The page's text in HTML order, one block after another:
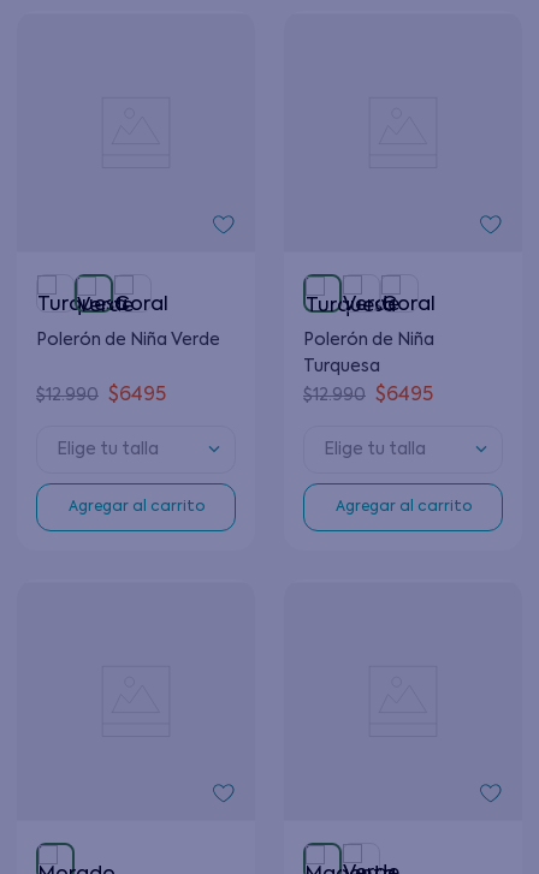
Polerón de Niña Verde
$12.990 $6495
Elige tu talla
Agregar al carrito
Polerón de Niña
Turquesa
$12.990 $6495
Elige tu talla
Agregar al carrito